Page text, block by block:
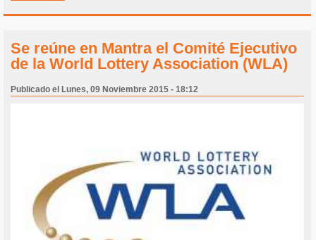
Se reúne en Mantra el Comité Ejecutivo
de la World Lottery Association (WLA)
Publicado el Lunes, 09 Noviembre 2015 - 18:12